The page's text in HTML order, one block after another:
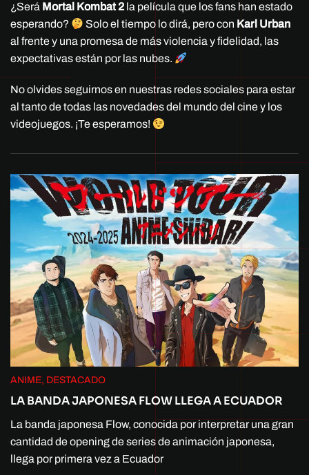
¿Será Mortal Kombat 2 la película que los fans han estado
esperando?
Solo el tiempo lo dirá, pero con Karl Urban
al frente y una promesa de más violencia y fidelidad, las
expectativas están por las nubes.
No olvides seguirnos en nuestras redes sociales para estar
al tanto de todas las novedades del mundo del cine y los
videojuegos. ¡Te esperamos!
ANIME, DESTACADO
LA BANDA JAPONESA FLOW LLEGA A ECUADOR
La banda japonesa Flow, conocida por interpretar una gran
cantidad de opening de series de animación japonesa,
llega por primera vez a Ecuador